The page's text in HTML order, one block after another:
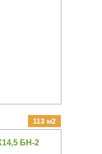
113 м2
БН-2